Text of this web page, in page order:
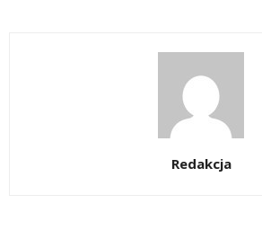
Redakcja